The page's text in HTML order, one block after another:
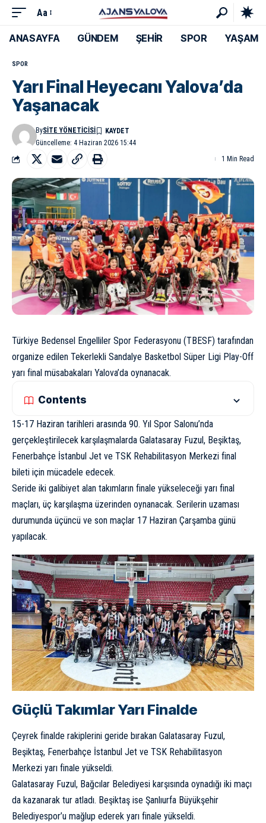
Aa
ANASAYFA GÜNDEM ŞEHİR SPOR YAŞAM
SPOR
Yarı Final Heyecanı Yalova’da
Yaşanacak
Güncelleme: 4 Haziran 2026 15:44
BySITE YÖNETICISI
1 Min Read
Türkiye Bedensel Engelliler Spor Federasyonu (TBESF) tarafından
organize edilen Tekerlekli Sandalye Basketbol Süper Ligi Play-Off
yarı final müsabakaları Yalova’da oynanacak.
Contents
15-17 Haziran tarihleri arasında 90. Yıl Spor Salonu’nda
gerçekleştirilecek karşılaşmalarda Galatasaray Fuzul, Beşiktaş,
Fenerbahçe İstanbul Jet ve TSK Rehabilitasyon Merkezi final
bileti için mücadele edecek.
Seride iki galibiyet alan takımların finale yükseleceği yarı final
maçları, üç karşılaşma üzerinden oynanacak. Serilerin uzaması
durumunda üçüncü ve son maçlar 17 Haziran Çarşamba günü
yapılacak.
Güçlü Takımlar Yarı Finalde
Çeyrek finalde rakiplerini geride bırakan Galatasaray Fuzul,
Beşiktaş, Fenerbahçe İstanbul Jet ve TSK Rehabilitasyon
Merkezi yarı finale yükseldi.
Galatasaray Fuzul, Bağcılar Belediyesi karşısında oynadığı iki maçı
da kazanarak tur atladı. Beşiktaş ise Şanlıurfa Büyükşehir
Belediyespor’u mağlup ederek yarı finale yükseldi.